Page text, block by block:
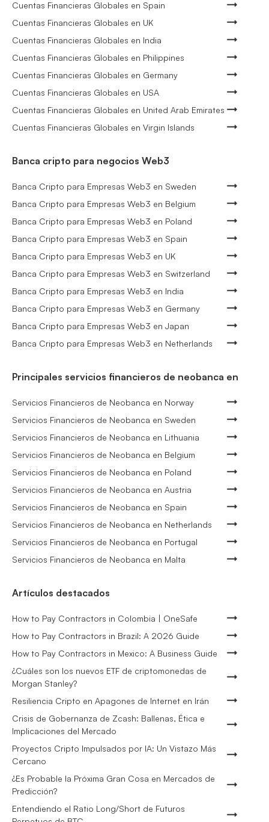
Cuentas Financieras Globales en Spain
Cuentas Financieras Globales en UK
Cuentas Financieras Globales en India
Cuentas Financieras Globales en Philippines
Cuentas Financieras Globales en Germany
Cuentas Financieras Globales en USA
Cuentas Financieras Globales en United Arab Emirates
Cuentas Financieras Globales en Virgin Islands
Banca cripto para negocios Web3
Banca Cripto para Empresas Web3 en Sweden
Banca Cripto para Empresas Web3 en Belgium
Banca Cripto para Empresas Web3 en Poland
Banca Cripto para Empresas Web3 en Spain
Banca Cripto para Empresas Web3 en UK
Banca Cripto para Empresas Web3 en Switzerland
Banca Cripto para Empresas Web3 en India
Banca Cripto para Empresas Web3 en Germany
Banca Cripto para Empresas Web3 en Japan
Banca Cripto para Empresas Web3 en Netherlands
Principales servicios financieros de neobanca en
Servicios Financieros de Neobanca en Norway
Servicios Financieros de Neobanca en Sweden
Servicios Financieros de Neobanca en Lithuania
Servicios Financieros de Neobanca en Belgium
Servicios Financieros de Neobanca en Poland
Servicios Financieros de Neobanca en Austria
Servicios Financieros de Neobanca en Spain
Servicios Financieros de Neobanca en Netherlands
Servicios Financieros de Neobanca en Portugal
Servicios Financieros de Neobanca en Malta
Artículos destacados
How to Pay Contractors in Colombia | OneSafe
How to Pay Contractors in Brazil: A 2026 Guide
How to Pay Contractors in Mexico: A Business Guide
¿Cuáles son los nuevos ETF de criptomonedas de
Morgan Stanley?
Resiliencia Cripto en Apagones de Internet en Irán
Crisis de Gobernanza de Zcash: Ballenas, Ética e
Implicaciones del Mercado
Proyectos Cripto Impulsados por IA: Un Vistazo Más
Cercano
¿Es Probable la Próxima Gran Cosa en Mercados de
Predicción?
Entendiendo el Ratio Long/Short de Futuros